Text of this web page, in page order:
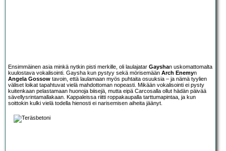
Ensimmäinen asia minkä nytkin pisti merkille, oli laulajatar Gayshan uskomattomalta
kuulostava vokalisointi. Gaysha kun pystyy sekä mörisemään Arch Enemyn
Angela Gossow tavoin, että laulamaan myös puhtaita osuuksia – ja nämä tyylien
väliset loikat tapahtuvat vielä mahdottoman nopeasti. Mikään vokalisointi ei pysty
kuitenkaan pelastamaan huonoja biisejä, mutta eipä Carcosalla ollut hädän päivää
sävellysrintamallakaan. Kappaleissa riitti roppakaupalla tarttumapintaa, ja kun
soittokin kulki vielä todella hienosti ei narisemisen aiheita jäänyt.